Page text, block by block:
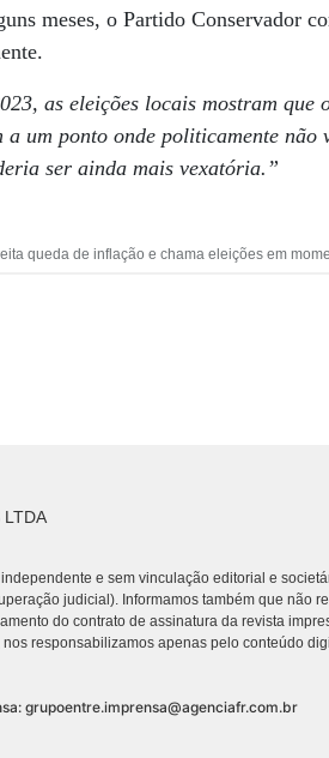
meses, o Partido Conservador
as eleições locais mostram que
a um ponto onde politicamente
ser ainda mais vexatória.”
queda de inflação e chama eleições em
e sem vinculação editorial e
judicial). Informamos também que não
do contrato de assinatura da revista
responsabilizamos apenas pelo conteúdo
grupoentre.imprensa@agenciafr.com.br